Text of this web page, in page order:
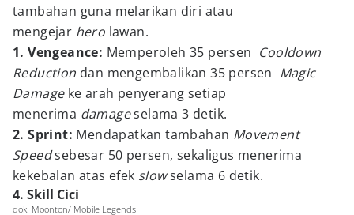
tambahan guna melarikan diri atau
mengejar hero lawan.
1. Vengeance: Memperoleh 35 persen Cooldown
Reduction dan mengembalikan 35 persen Magic
Damage ke arah penyerang setiap
menerima damageselama 3 detik.
2. Sprint: Mendapatkan tambahan Movement
Speedsebesar 50 persen, sekaligus menerima
kekebalan atas efek slowselama 6 detik.
4. Skill Cici
dok. Moonton/ Mobile Legends